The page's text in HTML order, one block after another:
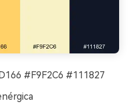
#F9F2C6 #111827